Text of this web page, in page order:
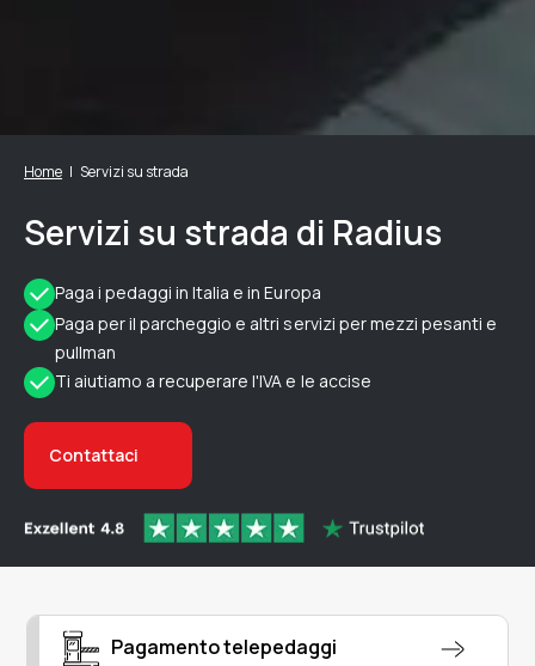
Home Servizi su strada
Servizi su strada di Radius
Paga i pedaggi in Italia e in Europa
Paga per il parcheggio e altri servizi per mezzi pesanti e
pullman
Ti aiutiamo a recuperare l'IVA e le accise
Contattaci
Pagamento telepedaggi